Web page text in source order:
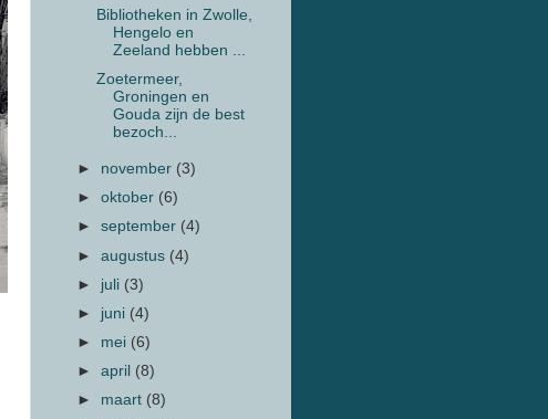
Bibliotheken in Zwolle,
Hengelo en
Zeeland hebben ...
Zoetermeer,
Groningen en
Gouda zijn de best
bezoch...
► november (3)
►oktober (6)
►september (4)
►augustus (4)
► juli (3)
► juni (4)
► mei (6)
►april (8)
► maart (8)